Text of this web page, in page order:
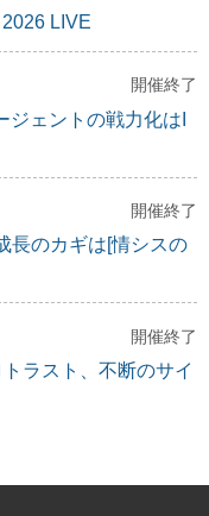
LIVE
開催終了
ジェントの戦力化はI
開催終了
長のカギは[情シスの
開催終了
ラスト、不断のサイ